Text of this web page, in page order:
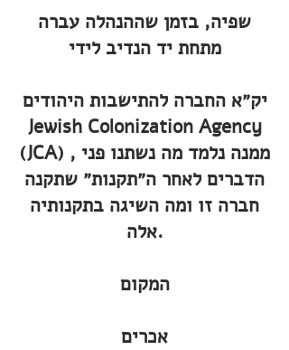
שפיה, בזמן שההנהלה עברה
מתחת יד הנדיב לידי
יק״א החברה להתישבות היהודים
Jewish Colonization Agency
(JCA) , ממנה נלמד מה נשתנו פני
הדברים לאחר ה״תקנות״ שתקנה
חברה זו ומה השיגה בתקנותיה
אלה.
המקום
אכרים